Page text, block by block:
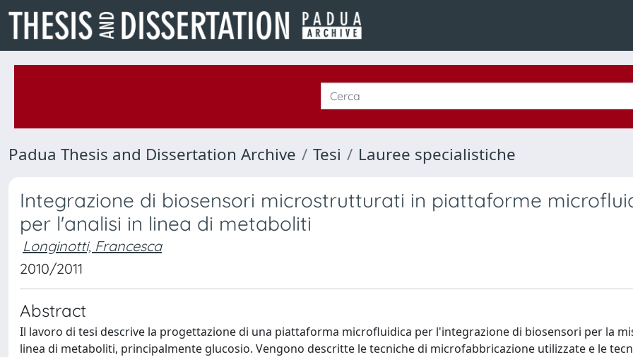
Padua Thesis and Dissertation Archive Tesi Lauree specialistiche
Integrazione di biosensori microstrutturati in piattaforme
per l'analisi in linea di metaboliti
Longinotti, Francesca
2010/2011
Abstract
Il lavoro di tesi descrive la progettazione di una piattaforma microfluidica per l'integrazione di biosensori per la
linea di metaboliti, principalmente glucosio. Vengono descritte le tecniche di microfabbricazione utilizzate e le